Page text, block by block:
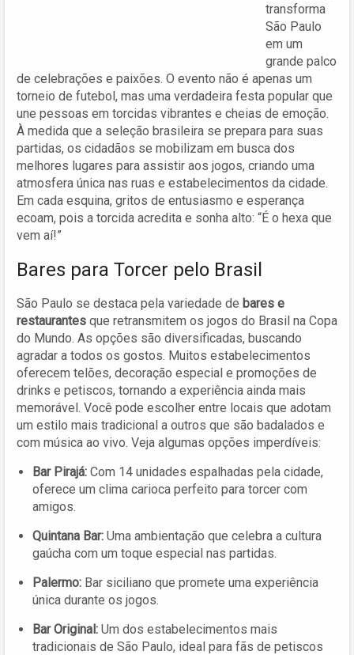
transforma
São Paulo
em um
grande palco
de celebrações e paixões. O evento não é apenas um
torneio de futebol, mas uma verdadeira festa popular que
une pessoas em torcidas vibrantes e cheias de emoção.
À medida que a seleção brasileira se prepara para suas
partidas, os cidadãos se mobilizam em busca dos
melhores lugares para assistir aos jogos, criando uma
atmosfera única nas ruas e estabelecimentos da cidade.
Em cada esquina, gritos de entusiasmo e esperança
ecoam, pois a torcida acredita e sonha alto: “É o hexa que
vem aí!”
Bares para Torcer pelo Brasil
São Paulo se destaca pela variedade de bares e
restaurantes que retransmitem os jogos do Brasil na Copa
do Mundo. As opções são diversificadas, buscando
agradar a todos os gostos. Muitos estabelecimentos
oferecem telões, decoração especial e promoções de
drinks e petiscos, tornando a experiência ainda mais
memorável. Você pode escolher entre locais que adotam
um estilo mais tradicional a outros que são badalados e
com música ao vivo. Veja algumas opções imperdíveis:
Bar Pirajá: Com 14 unidades espalhadas pela cidade,
oferece um clima carioca perfeito para torcer com
amigos.
Quintana Bar: Uma ambientação que celebra a cultura
gaúcha com um toque especial nas partidas.
Palermo: Bar siciliano que promete uma experiência
única durante os jogos.
Bar Original: Um dos estabelecimentos mais
tradicionais de São Paulo, ideal para fãs de petiscos